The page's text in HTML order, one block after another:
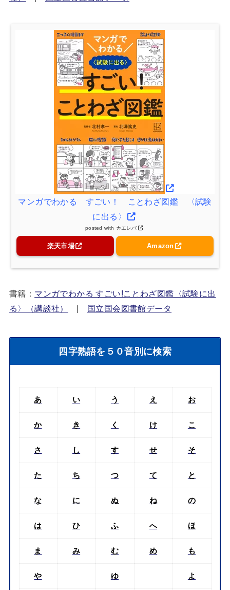
マンガでわかる すごい！ ことわざ図鑑 〈試験
に出る〉
posted with カエレバ
楽天市場 Amazon
書籍： マンガでわかる すごい!ことわざ図鑑〈試験に出
る〉（講談社）
| 国立国会図書館データ
四字熟語を５０音別に検索
あ い う え お
か き く け こ
さ し す せ そ
た ち つ て と
な に ぬ ね の
は ひ ふ へ ほ
ま み む め も
や ゆ よ